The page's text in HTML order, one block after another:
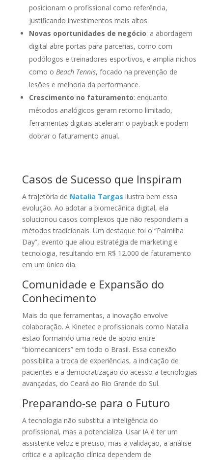
posicionam o profissional como referência,
justificando investimentos mais altos.
Novas oportunidades de negócio: a abordagem
digital abre portas para parcerias, como com
podólogos e treinadores esportivos, e amplia nichos
como o Beach Tennis, focado na prevenção de
lesões e melhoria da performance.
Crescimento no faturamento: enquanto
métodos analógicos geram retorno limitado,
ferramentas digitais aceleram o payback e podem
dobrar o faturamento anual.
Casos de Sucesso que Inspiram
A trajetória de Natalia Targas ilustra bem essa
evolução. Ao adotar a biomecânica digital, ela
solucionou casos complexos que não respondiam a
métodos tradicionais. Um destaque foi o “Palmilha
Day”, evento que aliou estratégia de marketing e
tecnologia, resultando em R$ 12.000 de faturamento
em um único dia.
Comunidade e Expansão do
Conhecimento
Mais do que ferramentas, a inovação envolve
colaboração. A Kinetec e profissionais como Natalia
estão formando uma rede de apoio entre
“biomecanicers” em todo o Brasil. Essa conexão
possibilita a troca de experiências, a indicação de
pacientes e a democratização do acesso a tecnologias
avançadas, do Ceará ao Rio Grande do Sul.
Preparando-se para o Futuro
A tecnologia não substitui a inteligência do
profissional, mas a potencializa. Usar IA é ter um
assistente veloz e preciso, mas a validação, a análise
crítica e a aplicação clínica dependem de